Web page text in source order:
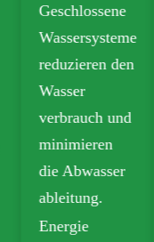
Geschlossene
Wassersysteme
reduzieren den
Wasser
verbrauch und
minimieren
die Abwasser
ableitung.
Energie